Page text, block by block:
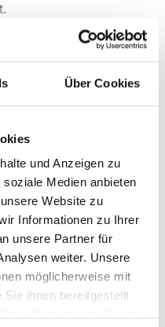
Über Cookies
und Anzeigen zu
Medien anbieten
Website zu
Informationen zu Ihrer
unsere Partner für
weiter. Unsere
möglicherweise mit
ihnen bereitgestellt
ausgewählt,
verlinkter Seiten
werden.
gesetzlich zulässig